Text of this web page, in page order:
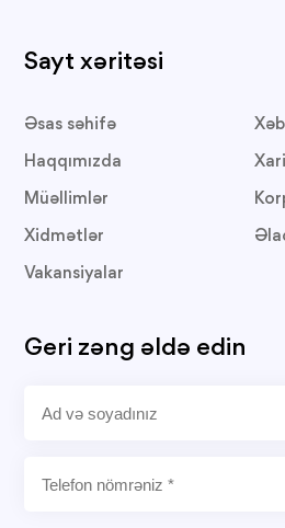
Sayt xəritəsi
Əsas səhifə
Haqqımızda
Müəllimlər
Xidmətlər
Vakansiyalar
Geri zəng əldə edin